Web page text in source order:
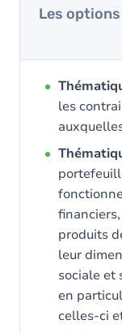
Les options
les
produits
leur
sociale et
en
celles-ci